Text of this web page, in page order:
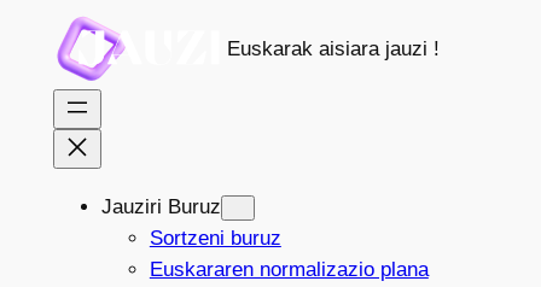
edukira
Euskarak aisiara jauzi !
Jauziri Buruz
Sortzeni buruz
Euskararen normalizazio plana